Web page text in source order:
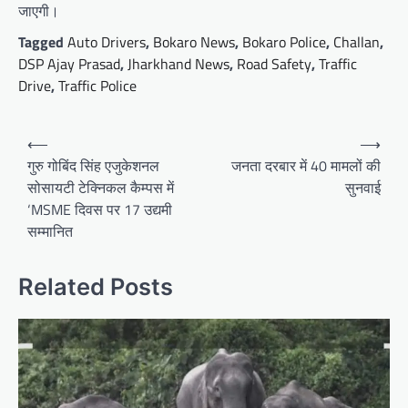
जाएगी।
Tagged Auto Drivers, Bokaro News, Bokaro Police, Challan,
DSP Ajay Prasad, Jharkhand News, Road Safety,Traffic
Drive,Traffic Police
Post
navigation
⟵
गुरु गोबिंद सिंह एजुकेशनल
सोसायटी टेक्निकल कैम्पस में
‘MSME दिवस पर 17 उद्यमी
सम्मानित
जनता दरबार में 40 मामलों की
सुनवाई
⟶
Related Posts